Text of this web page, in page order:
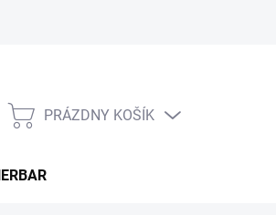
NÁKUPNÝ
PRÁZDNY KOŠÍK